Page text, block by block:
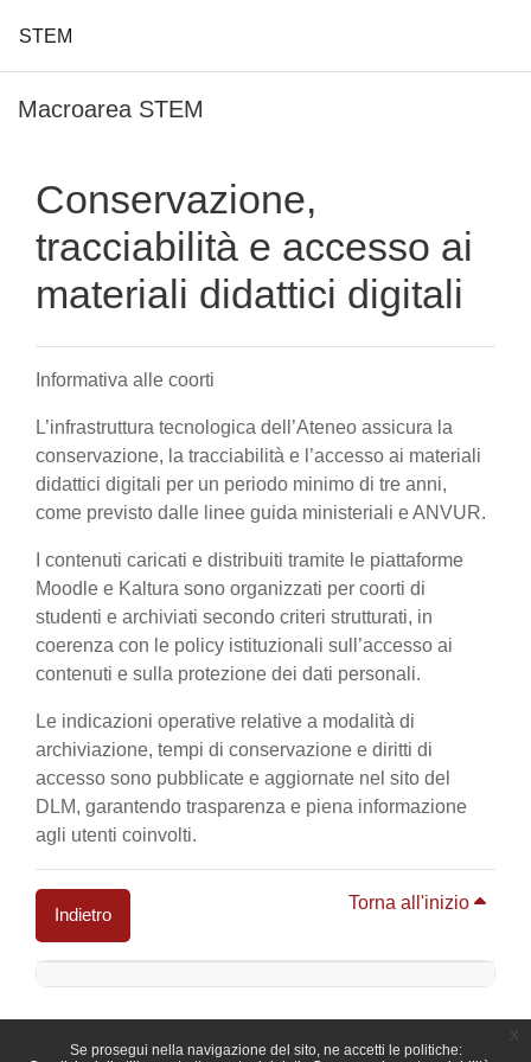
Se prosegui nella navigazione del sito, ne accetti le politiche:
STEM
Macroarea STEM
Conservazione,
tracciabilità e accesso ai
materiali didattici digitali
Informativa alle coorti
L’infrastruttura tecnologica dell’Ateneo assicura la
conservazione, la tracciabilità e l’accesso ai materiali
didattici digitali per un periodo minimo di tre anni,
come previsto dalle linee guida ministeriali e ANVUR.
I contenuti caricati e distribuiti tramite le piattaforme
Moodle e Kaltura sono organizzati per coorti di
studenti e archiviati secondo criteri strutturati, in
coerenza con le policy istituzionali sull’accesso ai
contenuti e sulla protezione dei dati personali.
Le indicazioni operative relative a modalità di
archiviazione, tempi di conservazione e diritti di
accesso sono pubblicate e aggiornate nel sito del
DLM, garantendo trasparenza e piena informazione
agli utenti coinvolti.
Indietro
Torna all'inizio
Blocchi